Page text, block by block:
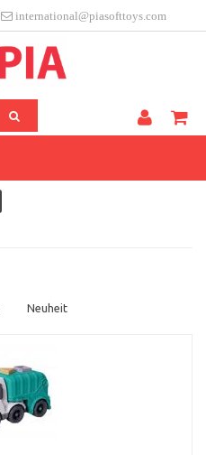
international@piasofttoys.com
Kundenfeedback
DE
Neuheit